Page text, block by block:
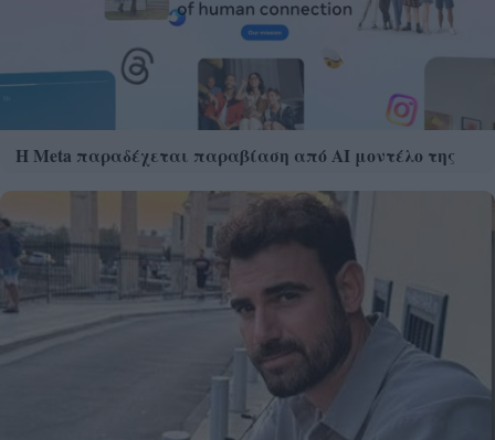
Η Meta παραδέχεται παραβίαση από AI μοντέλο της